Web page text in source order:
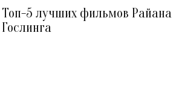
Топ-5 лучших фильмов Райана
Гослинга